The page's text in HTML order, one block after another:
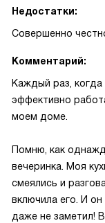
Недостатки:
Совершенно
Комментарий:
Каждый раз, когда
эффективно
моем доме.
Помню, как
вечеринка. Моя
смеялись и
включила его. И
даже не заметил!